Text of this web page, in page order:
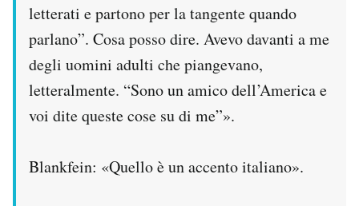
letterati e partono per la tangente quando
parlano”. Cosa posso dire. Avevo davanti a me
degli uomini adulti che piangevano,
letteralmente. “Sono un amico dell’America e
voi dite queste cose su di me”».
Blankfein: «Quello è un accento italiano».